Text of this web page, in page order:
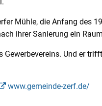
Mühle, die Anfang des
ihrer Sanierung ein
Gewerbevereins. Und er
www.gemeinde-zerf.de/